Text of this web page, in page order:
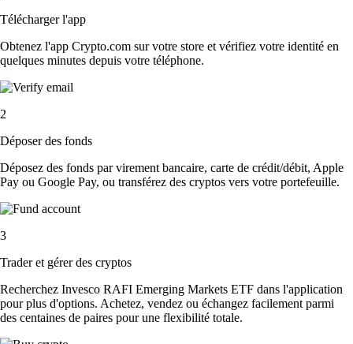
Télécharger l'app
Obtenez l'app Crypto.com sur votre store et vérifiez votre identité en
quelques minutes depuis votre téléphone.
2
Déposer des fonds
Déposez des fonds par virement bancaire, carte de crédit/débit, Apple
Pay ou Google Pay, ou transférez des cryptos vers votre portefeuille.
3
Trader et gérer des cryptos
Recherchez Invesco RAFI Emerging Markets ETF dans l'application
pour plus d'options. Achetez, vendez ou échangez facilement parmi
des centaines de paires pour une flexibilité totale.